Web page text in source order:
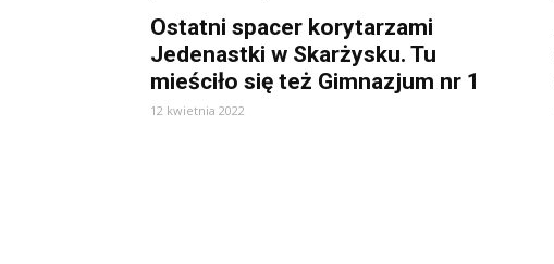
Ostatni spacer korytarzami
Jedenastki w Skarżysku. Tu
mieściło się też Gimnazjum nr 1
12 kwietnia 2022